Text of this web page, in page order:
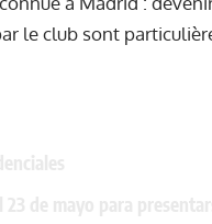
le club sont